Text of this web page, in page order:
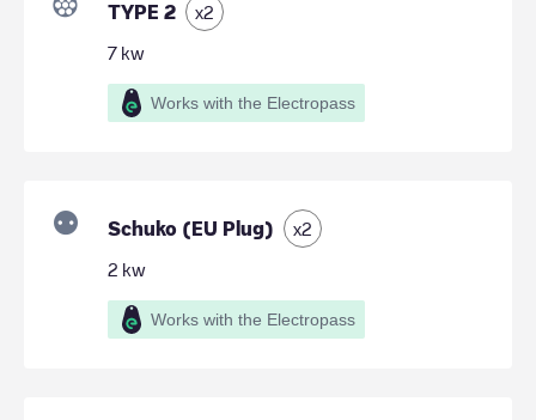
TYPE 2 x2
7 kw
Works with the Electropass
Schuko (EU Plug) x2
2 kw
Works with the Electropass